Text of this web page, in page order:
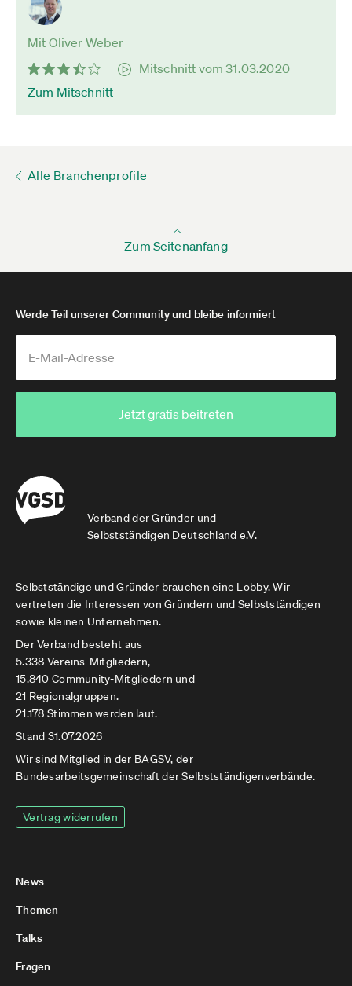
Mit Oliver Weber
Mitschnitt vom 31.03.2020
Zum Mitschnitt
Alle Branchenprofile
Zum Seitenanfang
Verband der Gründer und
Selbstständigen Deutschland e.V.
Werde Teil unserer Community und bleibe informiert
Jetzt gratis beitreten
Selbstständige und Gründer brauchen eine Lobby. Wir
vertreten die Interessen von Gründern und Selbstständigen
sowie kleinen Unternehmen.
Der Verband besteht aus
5.338 Vereins-Mitgliedern,
15.840 Community-Mitgliedern und
21 Regionalgruppen.
21.178 Stimmen werden laut.
Stand 31.07.2026
Wir sind Mitglied in der BAGSV, der
Bundesarbeitsgemeinschaft der Selbstständigenverbände.
Vertrag widerrufen
News
Themen
Talks
Fragen